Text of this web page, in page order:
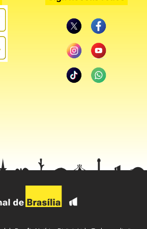
de um atentado de traficantes
o Ministro Tarcísio em SP”,
Bolsonaro (PL-RJ), filho do
Deus o atentado em Paraisópolis/SP
postou o senador Flávio Bolsonaro